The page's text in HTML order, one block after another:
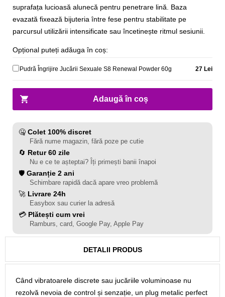
suprafața lucioasă alunecă pentru penetrare lină. Baza
evazată fixează bijuteria între fese pentru stabilitate pe
parcursul utilizării intensificate sau încetinește ritmul sesiunii.
Opțional puteți adăuga în coș:
Pudră Îngrijire Jucării Sexuale S8 Renewal Powder 60g 27 Lei
Adaugă în coș
🤐 Colet 100% discret
Fără nume magazin, fără poze pe cutie
🔄 Retur 60 zile
Nu e ce te așteptai? Îți primești banii înapoi
🛡️ Garanție 2 ani
Schimbare rapidă dacă apare vreo problemă
🚀 Livrare 24h
Easybox sau curier la adresă
💳 Plătești cum vrei
Ramburs, card, Google Pay, Apple Pay
DETALII PRODUS
Când vibratoarele discrete sau jucăriile voluminoase nu
rezolvă nevoia de control și senzație, un plug metalic perfect